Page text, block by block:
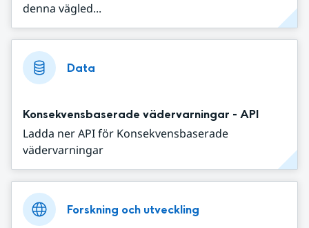
denna vägled...
Data
Konsekvensbaserade vädervarningar - API
Ladda ner API för Konsekvensbaserade
vädervarningar
Forskning och utveckling